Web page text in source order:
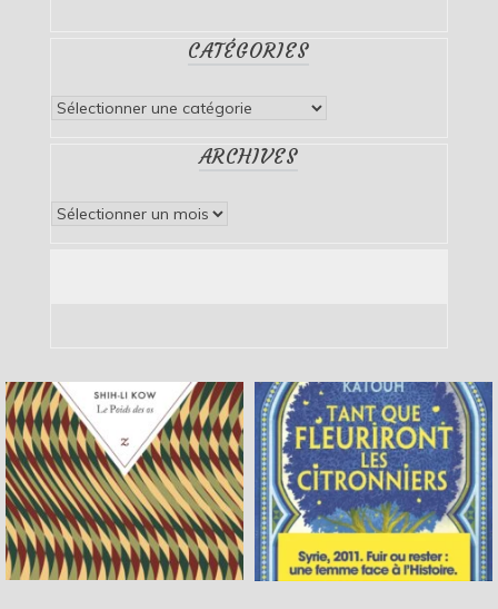
CATÉGORIES
Catégories
ARCHIVES
Archives